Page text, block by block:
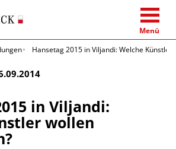
Menü
Hansetag 2015 in Viljandi: Welche Künstler
in Viljandi:
wollen